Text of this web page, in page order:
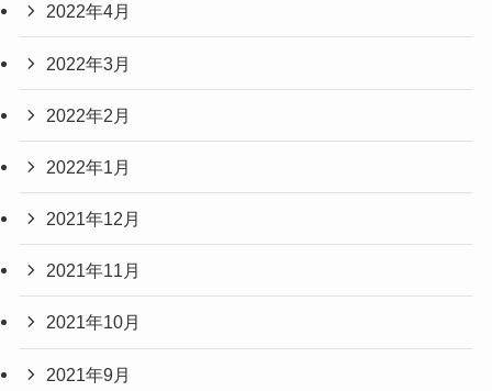
2022年4月
2022年3月
2022年2月
2022年1月
2021年12月
2021年11月
2021年10月
2021年9月